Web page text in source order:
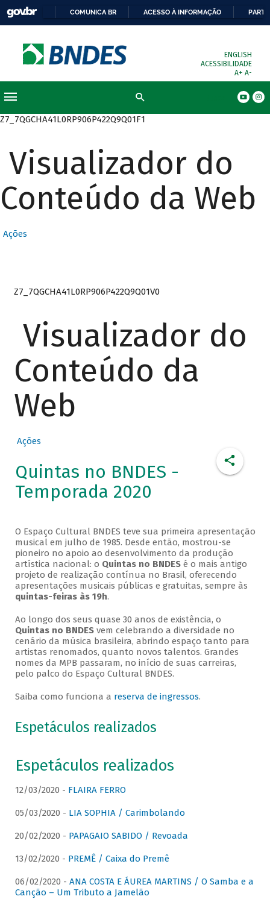
COMUNICA BR ACESSO À INFORMAÇÃO
ENGLISH
ACESSIBILIDADE
A+ A-
Z7_7QGCHA41L0RP906P422Q9Q01F1
Visualizador do
Conteúdo da Web
Ações
Z7_7QGCHA41L0RP906P422Q9Q01V0
Visualizador do
Conteúdo da
Web
Ações
Quintas no BNDES -
Temporada 2020
O Espaço Cultural BNDES teve sua primeira apresentação
musical em julho de 1985. Desde então, mostrou-se
pioneiro no apoio ao desenvolvimento da produção
artística nacional: o Quintas no BNDESé o mais antigo
projeto de realização contínua no Brasil, oferecendo
apresentações musicais públicas e gratuitas, sempre às
quintas-feiras às 19h.
Ao longo dos seus quase 30 anos de existência, o
Quintas no BNDESvem celebrando a diversidade no
cenário da música brasileira, abrindo espaço tanto para
artistas renomados, quanto novos talentos. Grandes
nomes da MPB passaram, no início de suas carreiras,
pelo palco do Espaço Cultural BNDES.
Saiba como funciona a reserva de ingressos.
Espetáculos realizados
Espetáculos realizados
12/03/2020 - FLAIRA FERRO
05/03/2020 - LIA SOPHIA / Carimbolando
20/02/2020 - PAPAGAIO SABIDO / Revoada
13/02/2020 - PREMÊ / Caixa do Premê
06/02/2020 - ANA COSTA E ÁUREA MARTINS / O Samba e a
Canção – Um Tributo a Jamelão